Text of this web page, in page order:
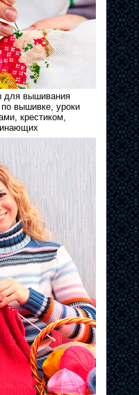
вышивания
вышивке, уроки
крестиком,